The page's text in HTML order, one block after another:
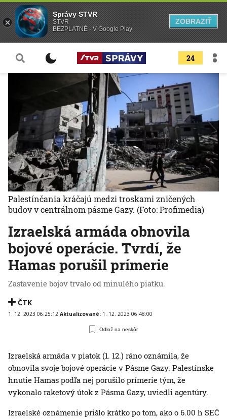
24
Izraelská armáda obnovila
bojové operácie. Tvrdí, že
Hamas porušil prímerie
Zastavenie bojov trvalo od minulého piatku.
ČTK
1. 12. 2023 06:25:12 Aktualizované: 1. 12. 2023 06:48:00
Odlož na neskôr
Palestínčania kráčajú medzi troskami zničených
budov v centrálnom pásme Gazy. (Foto: Profimedia)
Izraelská armáda v piatok (1. 12.) ráno oznámila, že
obnovila svoje bojové operácie v Pásme Gazy. Palestínske
hnutie Hamas podľa nej porušilo prímerie tým, že
vykonalo raketový útok z Pásma Gazy, uviedli agentúry.
Izraelské oznámenie prišlo krátko po tom, ako o 6.00 h SEČ
Správy STVR
STVR
BEZPLATNÉ - V Google Play
ZOBRAZIŤ